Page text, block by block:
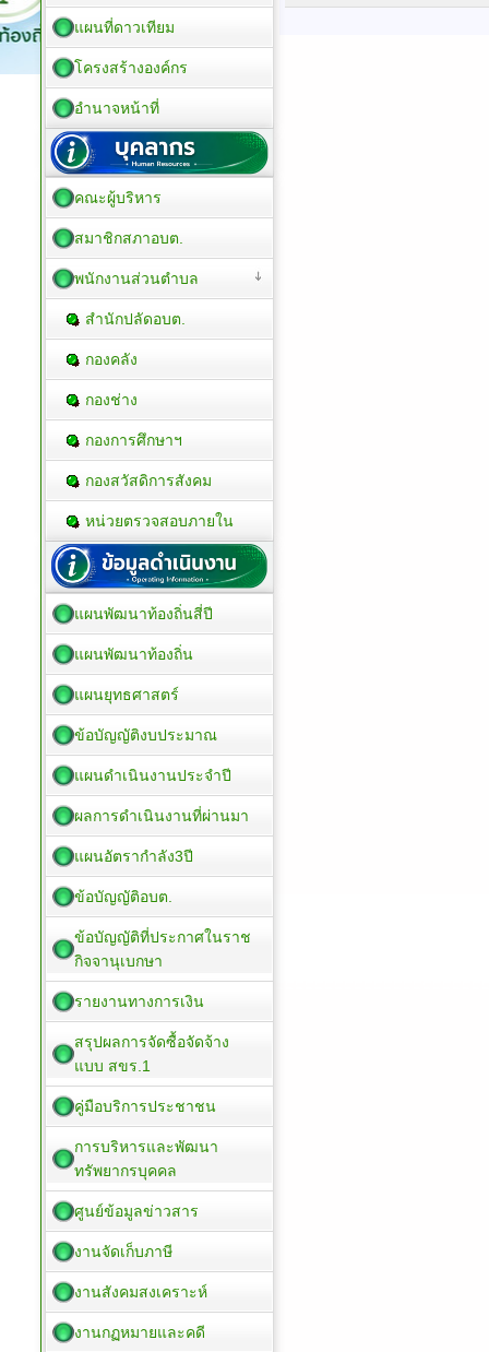
แผนที่ดาวเทียม
โครงสร้างองค์กร
อำนาจหน้าที่
คณะผู้บริหาร
สมาชิกสภาอบต.
พนักงานส่วนตำบล
สำนักปลัดอบต.
กองคลัง
กองช่าง
กองการศึกษาฯ
กองสวัสดิการสังคม
หน่วยตรวจสอบภายใน
แผนพัฒนาท้องถิ่นสี่ปี
แผนพัฒนาท้องถิ่น
แผนยุทธศาสตร์
ข้อบัญญัติงบประมาณ
แผนดำเนินงานประจำปี
ผลการดำเนินงานที่ผ่านมา
แผนอัตรากำลัง3ปี
ข้อบัญญัติอบต.
ข้อบัญญัติที่ประกาศในราช
กิจจานุเบกษา
รายงานทางการเงิน
สรุปผลการจัดซื้อจัดจ้าง
แบบ สขร.1
คู่มือบริการประชาชน
การบริหารและพัฒนา
ทรัพยากรบุคคล
ศูนย์ข้อมูลข่าวสาร
งานจัดเก็บภาษี
งานสังคมสงเคราะห์
งานกฏหมายและคดี